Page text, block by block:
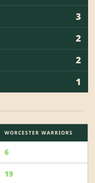
3
2
2
1
WORCESTER WARRIORS
6
19